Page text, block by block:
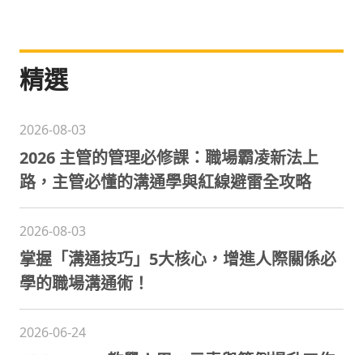
精選
2026-08-03
2026 主管的管理必修課：職場霸凌新法上
路，主管必懂的溝通學與紅線避雷全攻略
2026-08-03
掌握「溝通技巧」5大核心，增進人際關係必
學的職場溝通術！
2026-06-24